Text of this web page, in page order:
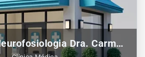
Clínica De Neurofosiologia Dra. Carmen Hierro Torne